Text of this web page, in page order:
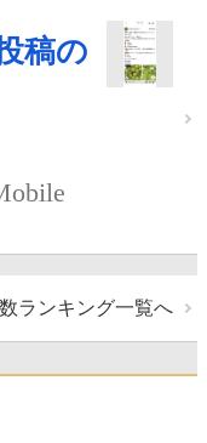
稿の
ランキング一覧へ